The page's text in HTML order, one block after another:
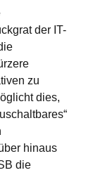
der IT-
zu
dies,
hinaus
die